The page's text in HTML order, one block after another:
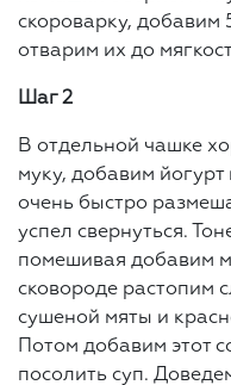
скороварку, добавим
отварим их до
Шаг 2
В отдельной чашке
муку, добавим
очень быстро
успел свернуться.
помешивая добавим
сковороде растопим
сушеной мяты и
Потом добавим этот
посолить суп.